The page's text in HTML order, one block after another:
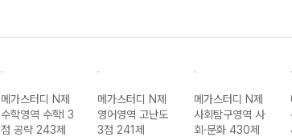
메가스터디 N제
수학영역 수학I 3
점 공략 243제
메가스터디 N제
영어영역 고난도
3점 241제
메가스터디 N제
사회탐구영역 사
회·문화 430제